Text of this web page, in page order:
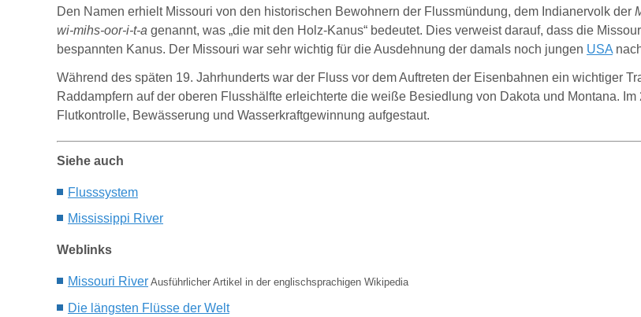
Den Namen erhielt Missouri von den historischen Bewohnern der Flussmündung, dem Indianervolk der
wi-mihs-oor-i-t-a genannt, was „die mit den Holz-Kanus“ bedeutet. Dies verweist darauf, dass die
bespannten Kanus. Der Missouri war sehr wichtig für die Ausdehnung der damals noch jungen USA
Während des späten 19. Jahrhunderts war der Fluss vor dem Auftreten der Eisenbahnen ein wichtiger
Raddampfern auf der oberen Flusshälfte erleichterte die weiße Besiedlung von Dakota und Montana.
Flutkontrolle, Bewässerung und Wasserkraftgewinnung aufgestaut.
Siehe auch
Flusssystem
Mississippi River
Weblinks
Missouri River Ausführlicher Artikel in der englischsprachigen Wikipedia
Die längsten Flüsse der Welt